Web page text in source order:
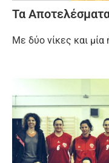
Τα
Με δύο νίκες και μία